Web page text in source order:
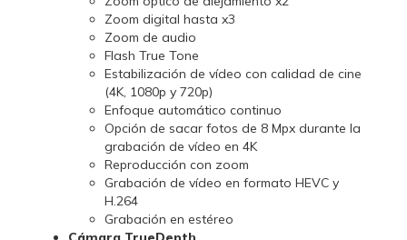
Zoom digital hasta x3
Zoom de audio
Flash True Tone
Estabilización de vídeo con calidad de cine
(4K, 1080p y 720p)
Enfoque automático continuo
Opción de sacar fotos de 8 Mpx durante la
grabación de vídeo en 4K
Reproducción con zoom
Grabación de vídeo en formato HEVC y
H.264
Grabación en estéreo